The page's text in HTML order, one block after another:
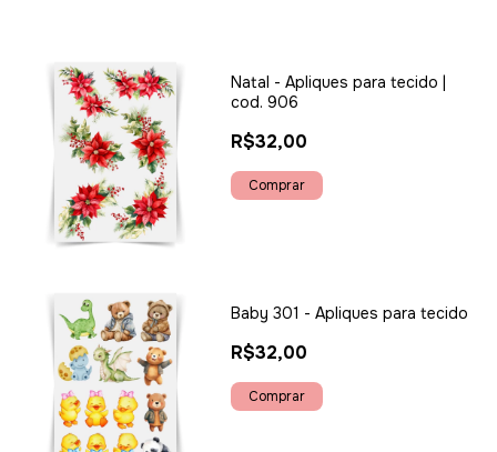
Natal - Apliques para tecido |
cod. 906
R$32,00
Baby 301 - Apliques para tecido
R$32,00